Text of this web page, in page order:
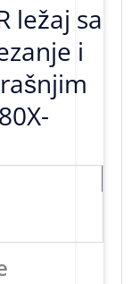
ležaj sa
i